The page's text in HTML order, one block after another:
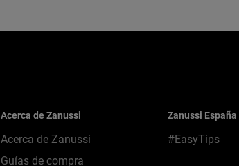
Acerca de Zanussi
Acerca de Zanussi
Guías de compra
Zanussi España
#EasyTips